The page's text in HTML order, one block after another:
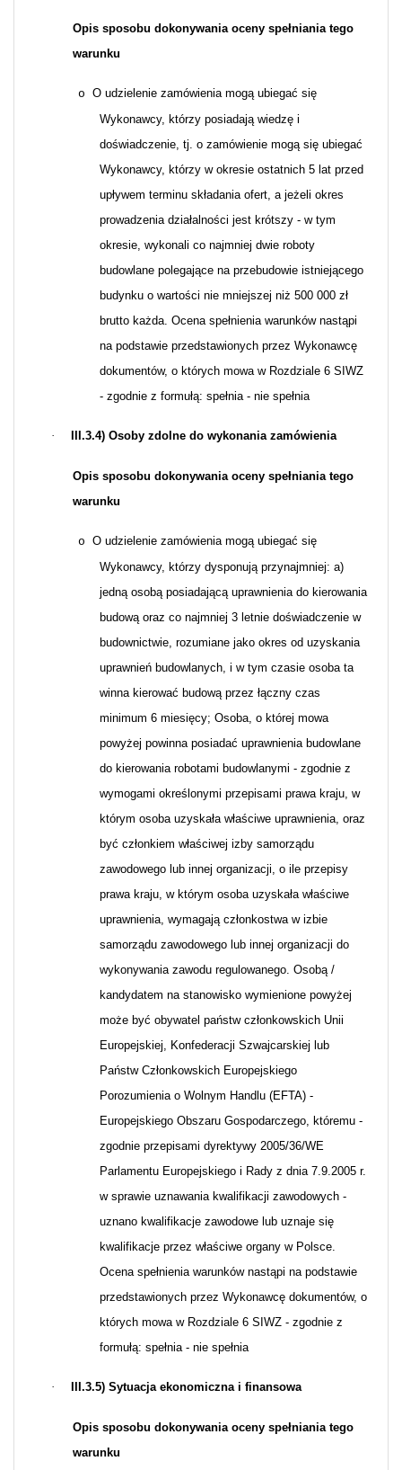
Opis sposobu dokonywania oceny spełniania tego
warunku
o O udzielenie zamówienia mogą ubiegać się
Wykonawcy, którzy posiadają wiedzę i
doświadczenie, tj. o zamówienie mogą się ubiegać
Wykonawcy, którzy w okresie ostatnich 5 lat przed
upływem terminu składania ofert, a jeżeli okres
prowadzenia działalności jest krótszy - w tym
okresie, wykonali co najmniej dwie roboty
budowlane polegające na przebudowie istniejącego
budynku o wartości nie mniejszej niż 500 000 zł
brutto każda. Ocena spełnienia warunków nastąpi
na podstawie przedstawionych przez Wykonawcę
dokumentów, o których mowa w Rozdziale 6 SIWZ
- zgodnie z formułą: spełnia - nie spełnia
· III.3.4) Osoby zdolne do wykonania zamówienia
Opis sposobu dokonywania oceny spełniania tego
warunku
o O udzielenie zamówienia mogą ubiegać się
Wykonawcy, którzy dysponują przynajmniej: a)
jedną osobą posiadającą uprawnienia do kierowania
budową oraz co najmniej 3 letnie doświadczenie w
budownictwie, rozumiane jako okres od uzyskania
uprawnień budowlanych, i w tym czasie osoba ta
winna kierować budową przez łączny czas
minimum 6 miesięcy; Osoba, o której mowa
powyżej powinna posiadać uprawnienia budowlane
do kierowania robotami budowlanymi - zgodnie z
wymogami określonymi przepisami prawa kraju, w
którym osoba uzyskała właściwe uprawnienia, oraz
być członkiem właściwej izby samorządu
zawodowego lub innej organizacji, o ile przepisy
prawa kraju, w którym osoba uzyskała właściwe
uprawnienia, wymagają członkostwa w izbie
samorządu zawodowego lub innej organizacji do
wykonywania zawodu regulowanego. Osobą /
kandydatem na stanowisko wymienione powyżej
może być obywatel państw członkowskich Unii
Europejskiej, Konfederacji Szwajcarskiej lub
Państw Członkowskich Europejskiego
Porozumienia o Wolnym Handlu (EFTA) -
Europejskiego Obszaru Gospodarczego, któremu -
zgodnie przepisami dyrektywy 2005/36/WE
Parlamentu Europejskiego i Rady z dnia 7.9.2005 r.
w sprawie uznawania kwalifikacji zawodowych -
uznano kwalifikacje zawodowe lub uznaje się
kwalifikacje przez właściwe organy w Polsce.
Ocena spełnienia warunków nastąpi na podstawie
przedstawionych przez Wykonawcę dokumentów, o
których mowa w Rozdziale 6 SIWZ - zgodnie z
formułą: spełnia - nie spełnia
· III.3.5) Sytuacja ekonomiczna i finansowa
Opis sposobu dokonywania oceny spełniania tego
warunku